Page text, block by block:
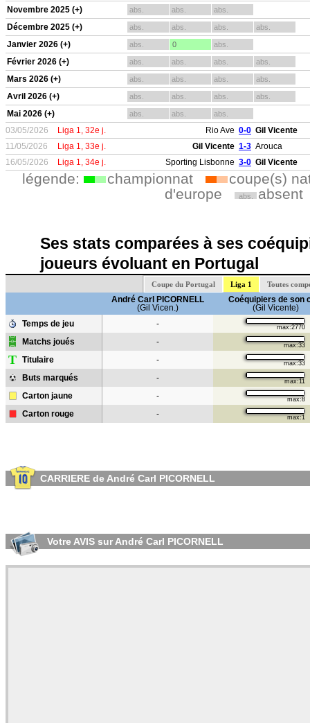
Novembre 2025 (+) abs. abs. abs.
Décembre 2025 (+) abs. abs. abs. abs.
Janvier 2026 (+) abs. 0 abs.
Février 2026 (+) abs. abs. abs. abs.
Mars 2026 (+) abs. abs. abs. abs.
Avril 2026 (+) abs. abs. abs. abs.
Mai 2026 (+) abs. abs. abs.
03/05/2026 Liga 1, 32e j. Rio Ave 0-0 Gil Vicente
11/05/2026
Liga 1, 33e j. Gil Vicente 1-3 Arouca
16/05/2026
Liga 1, 34e j. Sporting Lisbonne 3-0 Gil Vicente
légende: championnat
coupe(s)
d'europe
abs. absent
Ses stats comparées à ses
joueurs évoluant en Portugal
Coupe du Portugal Liga 1 Toutes
André Carl PICORNELL
(Gil Vicen.)
Coéquipiers de son
(Gil Vicente)
Temps de jeu
- max:2770
Matchs joués - max:33
T Titulaire - max:33
Buts marqués - max:11
Carton jaune - max:8
Carton rouge - max:1
CARRIERE de André Carl PICORNELL
Votre AVIS sur André Carl PICORNELL